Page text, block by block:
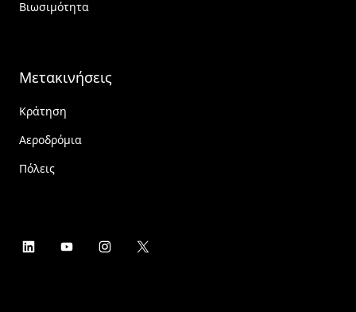
Βιωσιμότητα
Μετακινήσεις
Κράτηση
Αεροδρόμια
Πόλεις